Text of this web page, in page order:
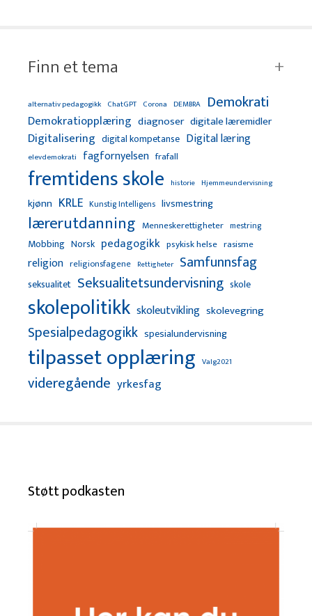
Finn et tema
alternativ pedagogikk ChatGPT Corona DEMBRA Demokrati
Demokratiopplæring diagnoser digitale læremidler
Digitalisering digital kompetanse Digital læring
elevdemokrati fagfornyelsen frafall
fremtidens skole historie Hjemmeundervisning
kjønn KRLE Kunstig Intelligens livsmestring
lærerutdanning Menneskerettigheter mestring
Mobbing Norsk pedagogikk psykisk helse rasisme
religion religionsfagene Rettigheter Samfunnsfag
seksualitet Seksualitetsundervisning skole
skolepolitikk skoleutvikling skolevegring
Spesialpedagogikk spesialundervisning
tilpasset opplæring Valg2021
videregående yrkesfag
Støtt podkasten